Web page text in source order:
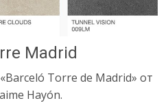
Madrid
Torre de Madrid» от
Hayón.